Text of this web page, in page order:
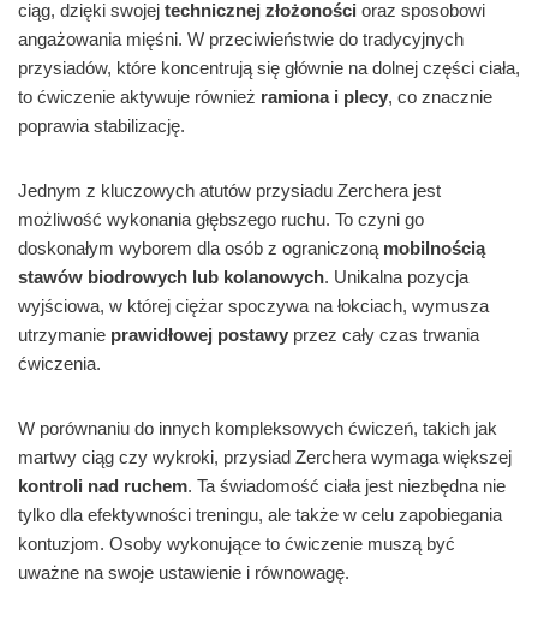
ciąg, dzięki swojej technicznej złożoności oraz sposobowi
angażowania mięśni. W przeciwieństwie do tradycyjnych
przysiadów, które koncentrują się głównie na dolnej części ciała,
to ćwiczenie aktywuje również ramiona i plecy, co znacznie
poprawia stabilizację.
Jednym z kluczowych atutów przysiadu Zerchera jest
możliwość wykonania głębszego ruchu. To czyni go
doskonałym wyborem dla osób z ograniczoną mobilnością
stawów biodrowych lub kolanowych. Unikalna pozycja
wyjściowa, w której ciężar spoczywa na łokciach, wymusza
utrzymanie prawidłowej postawy przez cały czas trwania
ćwiczenia.
W porównaniu do innych kompleksowych ćwiczeń, takich jak
martwy ciąg czy wykroki, przysiad Zerchera wymaga większej
kontroli nad ruchem. Ta świadomość ciała jest niezbędna nie
tylko dla efektywności treningu, ale także w celu zapobiegania
kontuzjom. Osoby wykonujące to ćwiczenie muszą być
uważne na swoje ustawienie i równowagę.